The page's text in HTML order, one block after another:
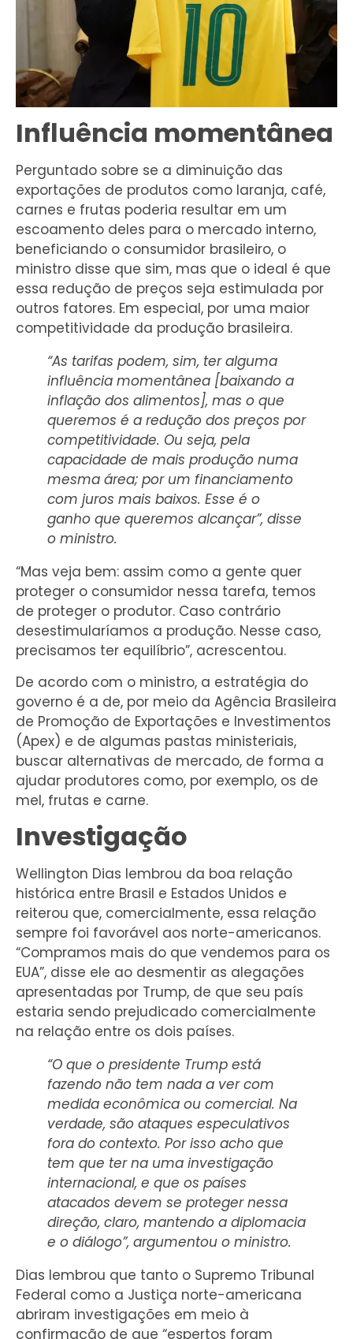
Influência momentânea
Perguntado sobre se a diminuição das
exportações de produtos como laranja, café,
carnes e frutas poderia resultar em um
escoamento deles para o mercado interno,
beneficiando o consumidor brasileiro, o
ministro disse que sim, mas que o ideal é que
essa redução de preços seja estimulada por
outros fatores. Em especial, por uma maior
competitividade da produção brasileira.
“As tarifas podem, sim, ter alguma
influência momentânea [baixando a
inflação dos alimentos], mas o que
queremos é a redução dos preços por
competitividade. Ou seja, pela
capacidade de mais produção numa
mesma área; por um financiamento
com juros mais baixos. Esse é o
ganho que queremos alcançar”, disse
o ministro.
“Mas veja bem: assim como a gente quer
proteger o consumidor nessa tarefa, temos
de proteger o produtor. Caso contrário
desestimularíamos a produção. Nesse caso,
precisamos ter equilíbrio”, acrescentou.
De acordo com o ministro, a estratégia do
governo é a de, por meio da Agência Brasileira
de Promoção de Exportações e Investimentos
(Apex) e de algumas pastas ministeriais,
buscar alternativas de mercado, de forma a
ajudar produtores como, por exemplo, os de
mel, frutas e carne.
Investigação
Wellington Dias lembrou da boa relação
histórica entre Brasil e Estados Unidos e
reiterou que, comercialmente, essa relação
sempre foi favorável aos norte-americanos.
“Compramos mais do que vendemos para os
EUA”, disse ele ao desmentir as alegações
apresentadas por Trump, de que seu país
estaria sendo prejudicado comercialmente
na relação entre os dois países.
“O que o presidente Trump está
fazendo não tem nada a ver com
medida econômica ou comercial. Na
verdade, são ataques especulativos
fora do contexto. Por isso acho que
tem que ter na uma investigação
internacional, e que os países
atacados devem se proteger nessa
direção, claro, mantendo a diplomacia
e o diálogo”, argumentou o ministro.
Dias lembrou que tanto o Supremo Tribunal
Federal como a Justiça norte-americana
abriram investigações em meio à
confirmação de que “espertos foram